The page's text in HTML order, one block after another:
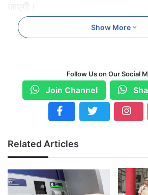
जाएगी।
हालांकि एम्बुलेंस और अन्य जरूरी सेवा
आवश्यक सेवाएं प्रभावित न हों।
जिला खाद्य अधिकारी अरविंद दुबे ने
सप्लाई में कुछ कमी जरूर है, लेकिन
हो रही है, क्योंकि लोग जरूरत से
हैं। अफवाहों को रोकने और स्थिति
लिए यह अस्थायी आदेश जारी किया
Show More
Follow Us on Our Social
Join Channel
Related Articles